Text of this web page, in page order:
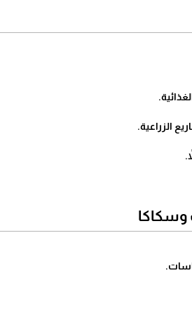
الزراعية.
وسكاكا